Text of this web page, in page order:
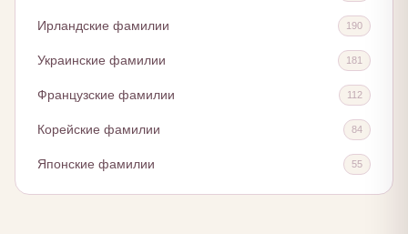
Ирландские фамилии 190
Украинские фамилии 181
Французские фамилии 112
Корейские фамилии 84
Японские фамилии 55